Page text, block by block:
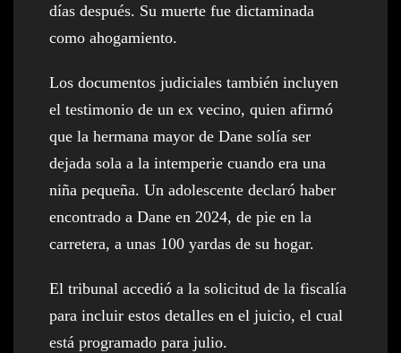
días después. Su muerte fue dictaminada
como ahogamiento.
Los documentos judiciales también incluyen
el testimonio de un ex vecino, quien afirmó
que la hermana mayor de Dane solía ser
dejada sola a la intemperie cuando era una
niña pequeña. Un adolescente declaró haber
encontrado a Dane en 2024, de pie en la
carretera, a unas 100 yardas de su hogar.
El tribunal accedió a la solicitud de la fiscalía
para incluir estos detalles en el juicio, el cual
está programado para julio.